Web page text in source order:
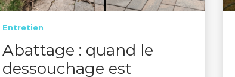
Entretien
Abattage : quand le
dessouchage est